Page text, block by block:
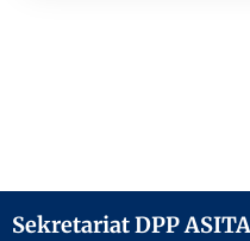
Sekretariat DPP ASITA